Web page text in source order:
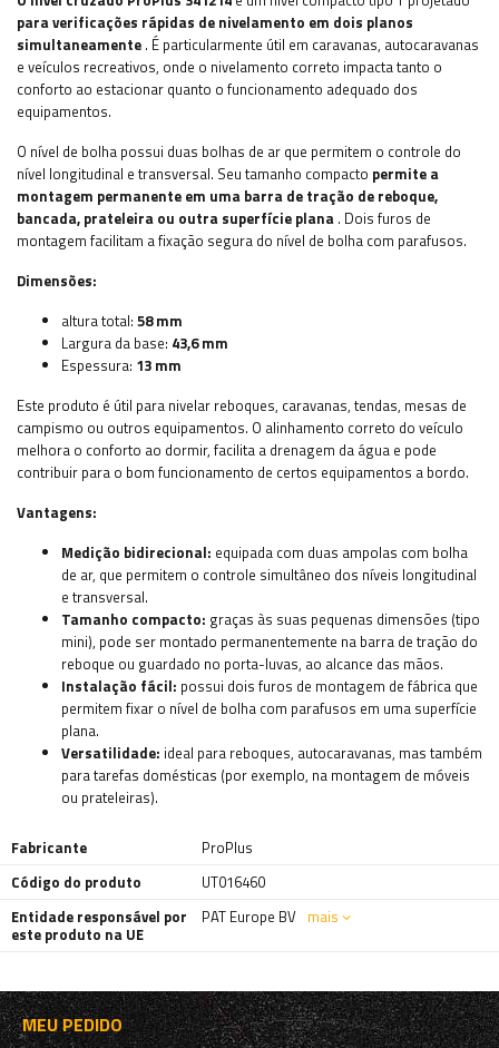
para verificações rápidas de nivelamento em dois planos
simultaneamente . É particularmente útil em caravanas, autocaravanas
e veículos recreativos, onde o nivelamento correto impacta tanto o
conforto ao estacionar quanto o funcionamento adequado dos
equipamentos.
O nível de bolha possui duas bolhas de ar que permitem o controle do
nível longitudinal e transversal. Seu tamanho compacto permite a
montagem permanente em uma barra de tração de reboque,
bancada, prateleira ou outra superfície plana . Dois furos de
montagem facilitam a fixação segura do nível de bolha com parafusos.
Dimensões:
altura total: 58 mm
Largura da base: 43,6 mm
Espessura: 13 mm
Este produto é útil para nivelar reboques, caravanas, tendas, mesas de
campismo ou outros equipamentos. O alinhamento correto do veículo
melhora o conforto ao dormir, facilita a drenagem da água e pode
contribuir para o bom funcionamento de certos equipamentos a bordo.
Vantagens:
Medição bidirecional: equipada com duas ampolas com bolha
de ar, que permitem o controle simultâneo dos níveis longitudinal
e transversal.
Tamanho compacto: graças às suas pequenas dimensões (tipo
mini), pode ser montado permanentemente na barra de tração do
reboque ou guardado no porta-luvas, ao alcance das mãos.
Instalação fácil: possui dois furos de montagem de fábrica que
permitem fixar o nível de bolha com parafusos em uma superfície
plana.
Versatilidade: ideal para reboques, autocaravanas, mas também
para tarefas domésticas (por exemplo, na montagem de móveis
ou prateleiras).
Fabricante
ProPlus
Código do produto
UT016460
Entidade responsável por
este produto na UE
PAT Europe BV mais
MEU PEDIDO